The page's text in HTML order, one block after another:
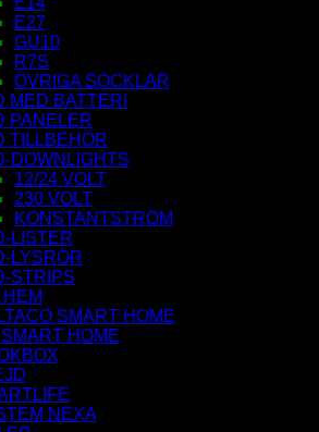
E27
GU10
R7S
ÖVRIGA SOCKLAR
MED BATTERI
PANELER
TILLBEHÖR
DOWNLIGHTS
12/24 VOLT
230 VOLT
KONSTANTSTRÖM
LISTER
LYSRÖR
STRIPS
SMART HOME
HOME
NEXA